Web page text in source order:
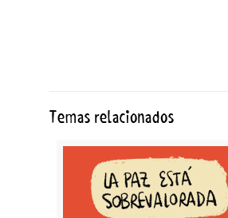
Temas relacionados